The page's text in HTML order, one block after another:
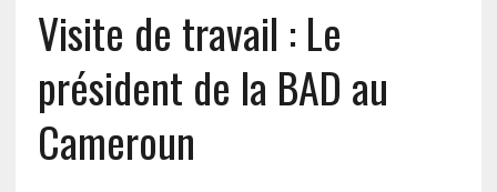
Visite de travail : Le
président de la BAD au
Cameroun